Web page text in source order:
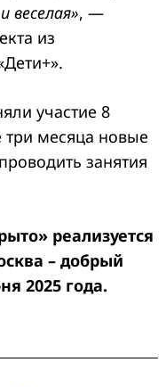
веселая», —
из
участие 8
месяца новые
занятия
реализуется
– добрый
2025 года.